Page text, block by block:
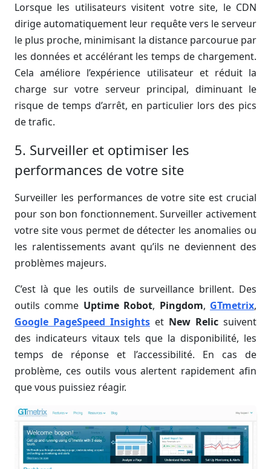
Lorsque les utilisateurs visitent votre site, le CDN
dirige automatiquement leur requête vers le serveur
le plus proche, minimisant la distance parcourue par
les données et accélérant les temps de chargement.
Cela améliore l’expérience utilisateur et réduit la
charge sur votre serveur principal, diminuant le
risque de temps d’arrêt, en particulier lors des pics
de trafic.
5. Surveiller et optimiser les
performances de votre site
Surveiller les performances de votre site est crucial
pour son bon fonctionnement. Surveiller activement
votre site vous permet de détecter les anomalies ou
les ralentissements avant qu’ils ne deviennent des
problèmes majeurs.
C’est là que les outils de surveillance brillent. Des
outils comme Uptime Robot, Pingdom, GTmetrix,
Google PageSpeed Insights et New Relic suivent
des indicateurs vitaux tels que la disponibilité, les
temps de réponse et l’accessibilité. En cas de
problème, ces outils vous alertent rapidement afin
que vous puissiez réagir.